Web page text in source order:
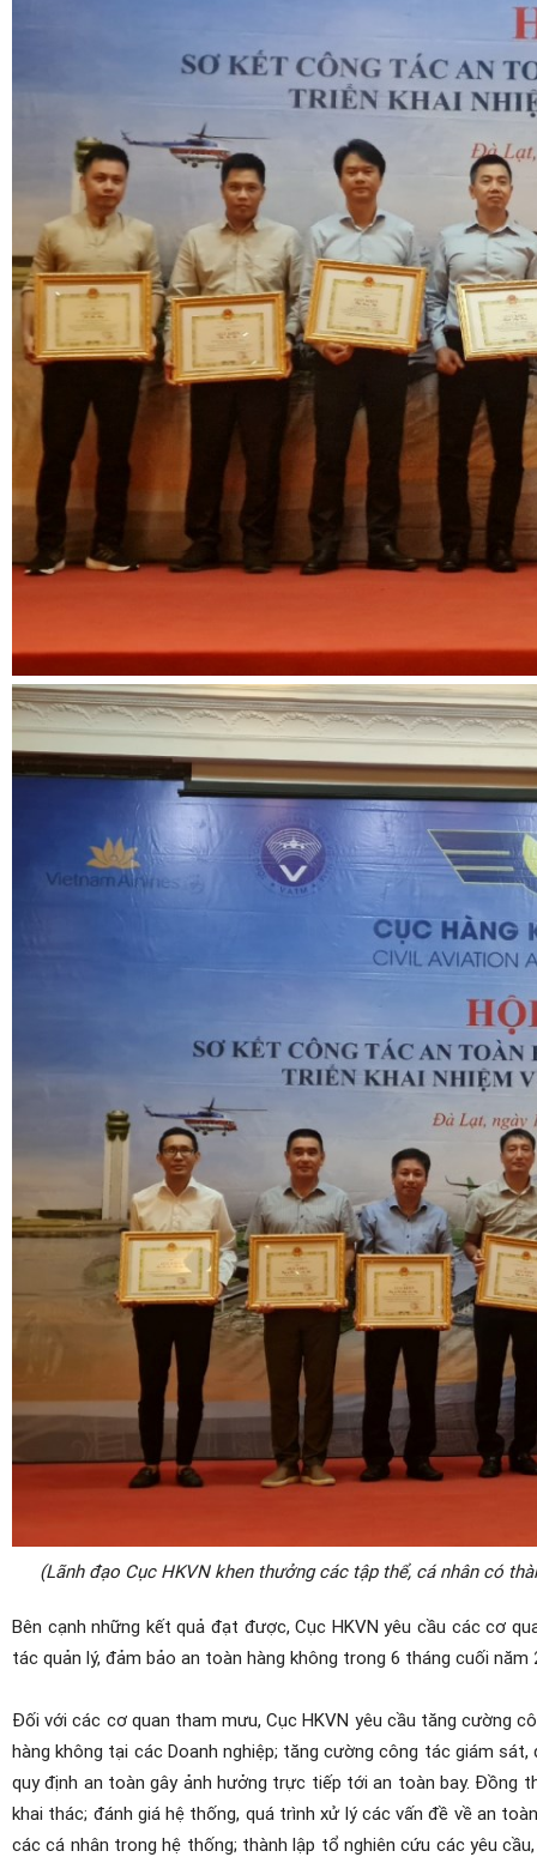
(Lãnh đạo Cục HKVN khen thưởng các tập thể, cá nhân có
Bên cạnh những kết quả đạt được, Cục HKVN yêu cầu các cơ
tác quản lý, đảm bảo an toàn hàng không trong 6 tháng cuối năm
Đối với các cơ quan tham mưu, Cục HKVN yêu cầu tăng cường
hàng không tại các Doanh nghiệp; tăng cường công tác giám
quy định an toàn gây ảnh hưởng trực tiếp tới an toàn bay. Đồng
khai thác; đánh giá hệ thống, quá trình xử lý các vấn đề về an
các cá nhân trong hệ thống; thành lập tổ nghiên cứu các yêu